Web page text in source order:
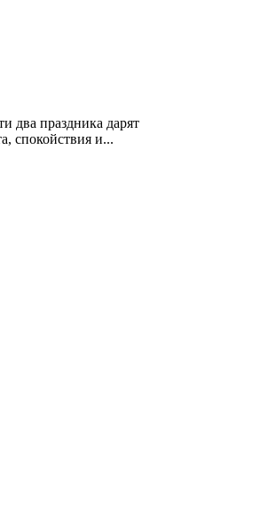
два праздника дарят
спокойствия и...